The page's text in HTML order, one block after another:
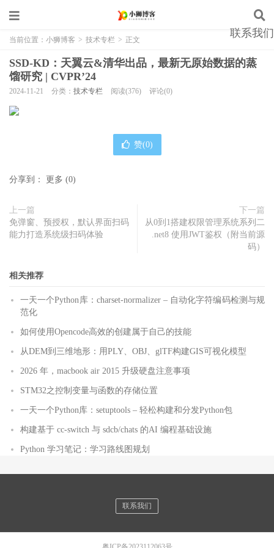
联系我们
当前位置： 小狮博客 > 技术专栏 > 正文
SSD-KD：天翼云&清华出品，最新无原始数据的蒸
馏研究 | CVPR’24
2024-11-21 分类： 技术专栏 阅读(376) 评论(0)
赞(0)
分享到： 更多 (0)
上一篇
免弹窗、预授权，默认界面扫码
能力打造系统级扫码体验
下一篇
从0到1搭建权限管理系统系列二
.net8 使用JWT鉴权（附当前源
码）
相关推荐
一天一个Python库：charset-normalizer – 自动化字符编码检测与规
范化
如何使用Opencode高效的创建属于自己的技能
从DEM到三维地形：用PLY、OBJ、glTF构建GIS可视化模型
2026 年，macbook air 2015 升级硬盘注意事项
STM32之控制变量与函数的存储位置
一天一个Python库：setuptools – 轻松构建和分发Python包
构建基于 cc-switch 与 sdcb/chats 的AI 编程基础设施
Python 学习笔记：学习路线图规划
联系我们